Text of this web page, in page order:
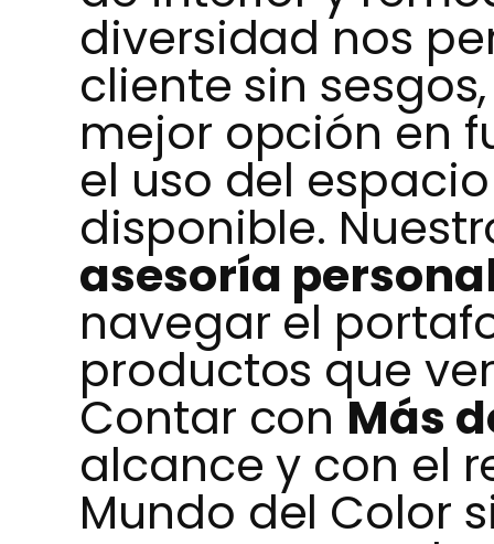
diversidad nos
cliente sin
mejor opción en
el uso del
disponible.
asesoría
navegar el
productos que
Contar con Más
alcance y con el
Mundo del Color